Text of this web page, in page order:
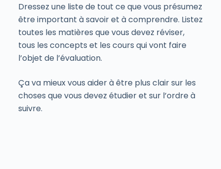
Dressez une liste de tout ce que vous présumez
être important à savoir et à comprendre. Listez
toutes les matières que vous devez réviser,
tous les concepts et les cours qui vont faire
l’objet de l’évaluation.
Ça va mieux vous aider à être plus clair sur les
choses que vous devez étudier et sur l’ordre à
suivre.